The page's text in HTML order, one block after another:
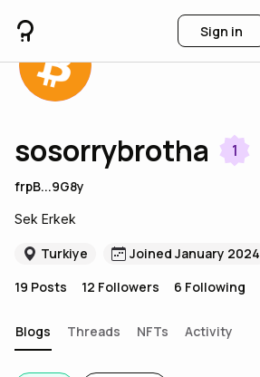
Sign in
sosorrybrotha 1
frpB...9G8y
Sek Erkek
Turkiye
Joined January 2024
19 Posts 12 Followers 6 Following
Blogs Threads NFTs Activity